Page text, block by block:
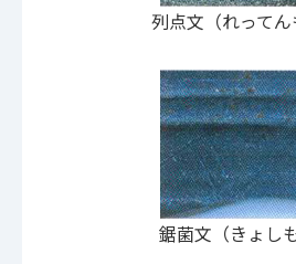
列点文（れってん
鋸菌文（きょしも